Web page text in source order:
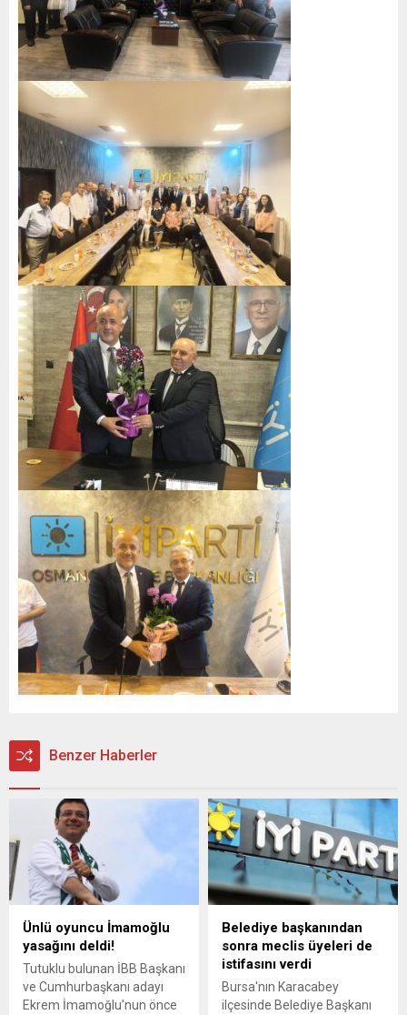
Benzer Haberler
Ünlü oyuncu İmamoğlu
yasağını deldi!
Tutuklu bulunan İBB Başkanı
ve Cumhurbaşkanı adayı
Ekrem İmamoğlu'nun önce
Belediye başkanından
sonra meclis üyeleri de
istifasını verdi
Bursa'nın Karacabey
ilçesinde Belediye Başkanı